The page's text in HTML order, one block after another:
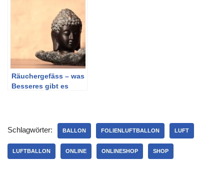
Räuchergefäss – was
Besseres gibt es
Schlagwörter: BALLON FOLIENLUFTBALLON LUFT
LUFTBALLON ONLINE ONLINESHOP SHOP